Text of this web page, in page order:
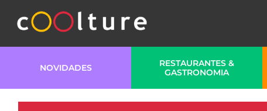
NOVIDADES
RESTAURANTES &
GASTRONOMIA